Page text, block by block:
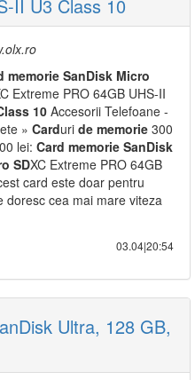
II U3 Class 10
memorie SanDisk Micro
Extreme PRO 64GB UHS-II
10 Accesorii Telefoane -
» Carduri de memorie 300
lei: Card memorie SanDisk
SDXC Extreme PRO 64GB
card este doar pentru
doresc cea mai mare viteza
03.04|20:54
Ultra, 128 GB,